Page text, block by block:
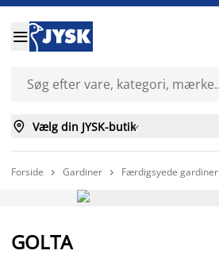

 Vælg din JYSK-butik
Forside  Gardiner  Færdigsyede gardiner
GOLTA